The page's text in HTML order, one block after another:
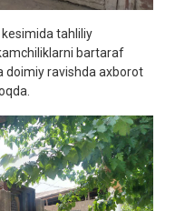
kesimida tahliliy
bartaraf
doimiy ravishda axborot